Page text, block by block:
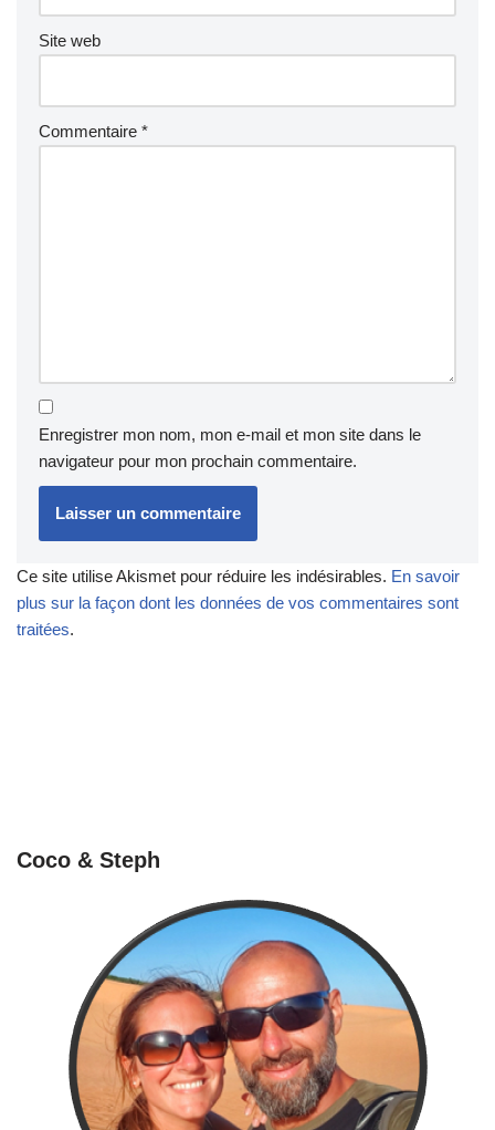
Site web
Commentaire *
Enregistrer mon nom, mon e-mail et mon site dans le
navigateur pour mon prochain commentaire.
Ce site utilise Akismet pour réduire les indésirables. En savoir
plus sur la façon dont les données de vos commentaires sont
traitées.
Coco & Steph